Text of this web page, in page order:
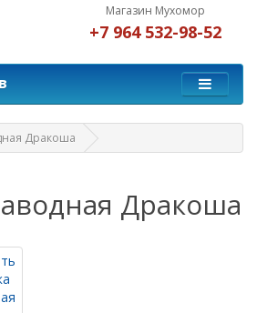
Магазин Мухомор
+7 964 532-98-52
Дракоша
Дракоша